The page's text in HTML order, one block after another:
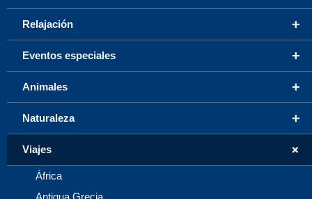
+
Relajación
+
Eventos especiales
+
Animales
+
Naturaleza
+
Viajes
África
Antigua Grecia